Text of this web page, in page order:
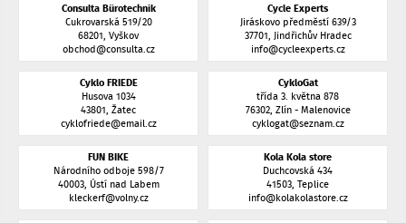
Consulta Bürotechnik
Cukrovarská 519/20
68201, Vyškov
obchod@consulta.cz
Cycle Experts
Jiráskovo předměstí 639/3
37701, Jindřichův Hradec
info@cycleexperts.cz
Cyklo FRIEDE
Husova 1034
43801, Žatec
cyklofriede@email.cz
CykloGat
třída 3. května 878
76302, Zlín - Malenovice
cyklogat@seznam.cz
FUN BIKE
Národního odboje 598/7
40003, Ústí nad Labem
kleckerf@volny.cz
Kola Kola store
Duchcovská 434
41503, Teplice
info@kolakolastore.cz